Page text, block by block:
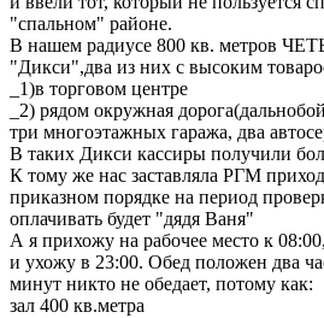
"спальном" районе.
В нашем радиусе 800 кв. метров
"Дикси",два из них с высоким
_1)в торговом центре
_2) рядом окружная
три многоэтажных гаража, два
В таких Дикси кассиры получили
К тому же нас заставляла РГМ
приказном порядке на период
оплачивать будет "дядя Ваня"
А я прихожу на рабочее место к
и ухожу в 23:00. Обед положен два
минут никто не обедает, потому как:
зал 400 кв.метра